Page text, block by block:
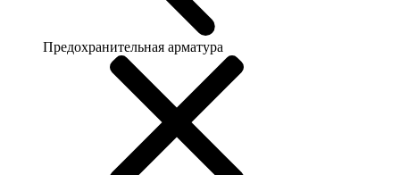
Предохранительная арматура